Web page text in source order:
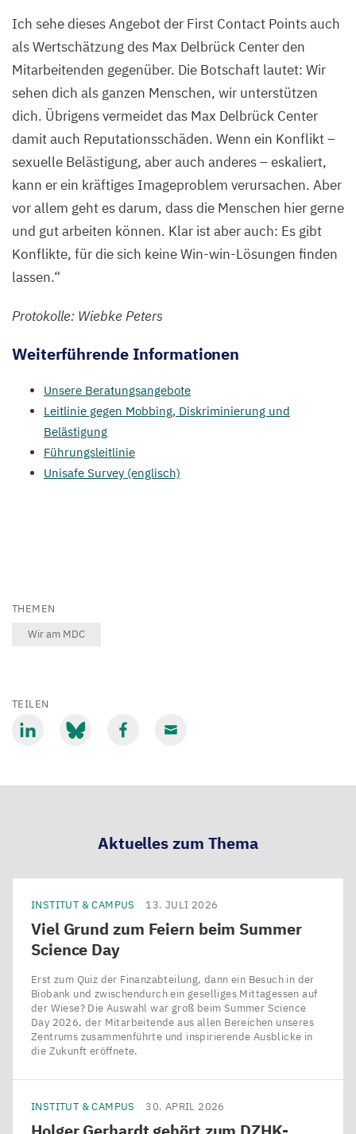
Ich sehe dieses Angebot der First Contact Points auch
als Wertschätzung des Max Delbrück Center den
Mitarbeitenden gegenüber. Die Botschaft lautet: Wir
sehen dich als ganzen Menschen, wir unterstützen
dich. Übrigens vermeidet das Max Delbrück Center
damit auch Reputationsschäden. Wenn ein Konflikt –
sexuelle Belästigung, aber auch anderes – eskaliert,
kann er ein kräftiges Imageproblem verursachen. Aber
vor allem geht es darum, dass die Menschen hier gerne
und gut arbeiten können. Klar ist aber auch: Es gibt
Konflikte, für die sich keine Win-win-Lösungen finden
lassen.“
Protokolle: Wiebke Peters
Weiterführende Informationen
Unsere Beratungsangebote
Leitlinie gegen Mobbing, Diskriminierung und
Belästigung
Führungsleitlinie
Unisafe Survey (englisch)
THEMEN
Wir am MDC
TEILEN
Aktuelles zum Thema
INSTITUT & CAMPUS 13. JULI 2026
Viel Grund zum Feiern beim Summer
Science Day
Erst zum Quiz der Finanzabteilung, dann ein Besuch in der
Biobank und zwischendurch ein geselliges Mittagessen auf
der Wiese? Die Auswahl war groß beim Summer Science
Day 2026, der Mitarbeitende aus allen Bereichen unseres
Zentrums zusammenführte und inspirierende Ausblicke in
die Zukunft eröffnete.
INSTITUT & CAMPUS 30. APRIL 2026